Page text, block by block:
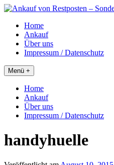
Skip
contentHome
Ankauf
Über uns
Impressum / Datenschutz
Menü +
Home
Ankauf
Über uns
Impressum / Datenschutz
handyhuelle